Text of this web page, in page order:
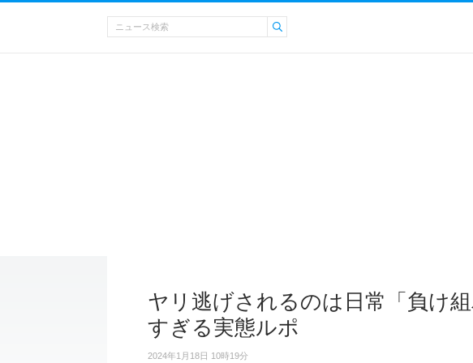
ヤリ逃げされるのは日常「負け
すぎる実態ルポ
2024年1月18日 10時19分